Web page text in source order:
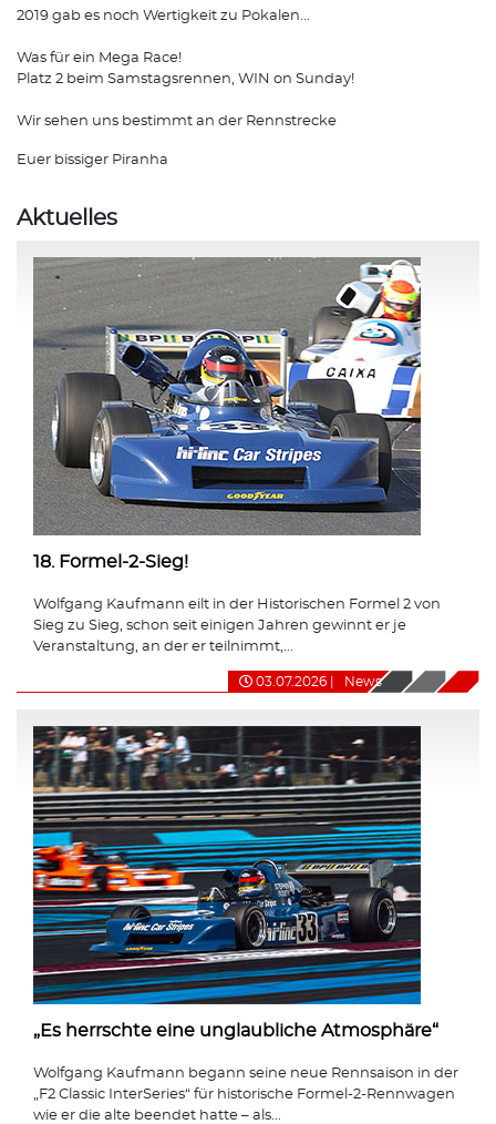
2019 gab es noch Wertigkeit zu Pokalen...
Was für ein Mega Race!
Platz 2 beim Samstagsrennen, WIN on Sunday!
Wir sehen uns bestimmt an der Rennstrecke
Euer bissiger Piranha
Aktuelles
18. Formel-2-Sieg!
Wolfgang Kaufmann eilt in der Historischen Formel 2 von
Sieg zu Sieg, schon seit einigen Jahren gewinnt er je
Veranstaltung, an der er teilnimmt,...
03.07.2026 News
„Es herrschte eine unglaubliche Atmosphäre“
Wolfgang Kaufmann begann seine neue Rennsaison in der
„F2 Classic InterSeries“ für historische Formel-2-Rennwagen
wie er die alte beendet hatte – als...